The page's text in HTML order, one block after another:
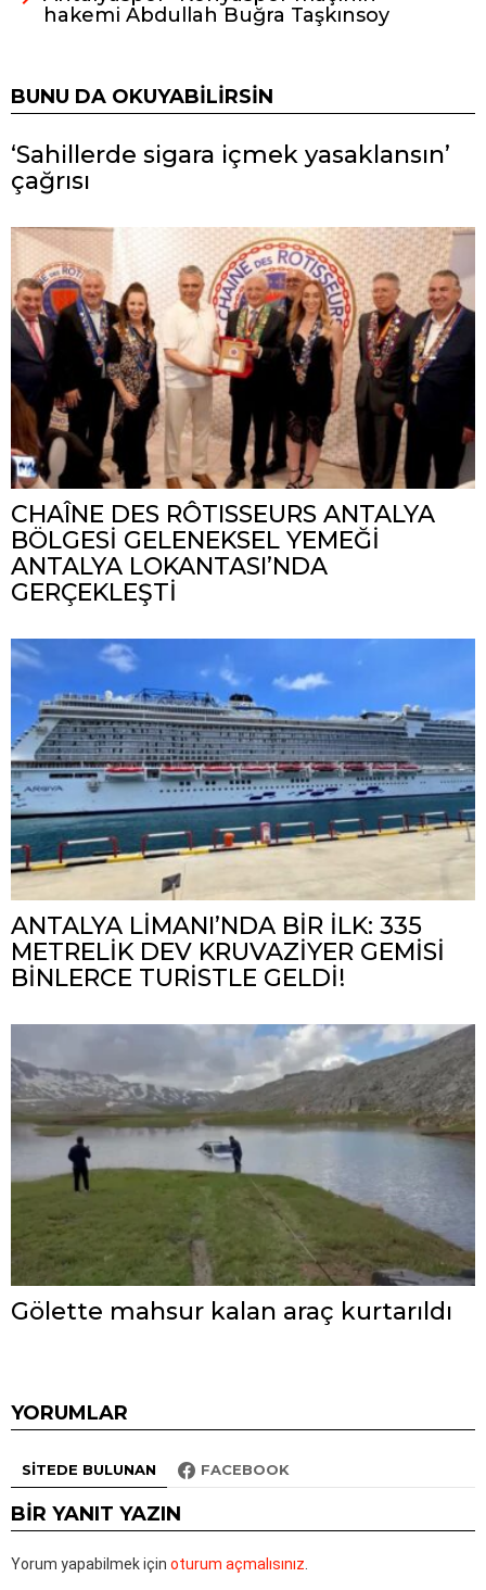
hakemi Abdullah Buğra Taşkınsoy
BUNU DA OKUYABILIRSIN
‘Sahillerde sigara içmek yasaklansın’
çağrısı
CHAÎNE DES RÔTISSEURS ANTALYA
BÖLGESİ GELENEKSEL YEMEĞİ
ANTALYA LOKANTASI’NDA
GERÇEKLEŞTİ
ANTALYA LİMANI’NDA BİR İLK: 335
METRELİK DEV KRUVAZİYER GEMİSİ
BİNLERCE TURİSTLE GELDİ!
Gölette mahsur kalan araç kurtarıldı
YORUMLAR
SITEDE BULUNAN FACEBOOK
BIR YANIT YAZIN
Yorum yapabilmek için oturum açmalısınız